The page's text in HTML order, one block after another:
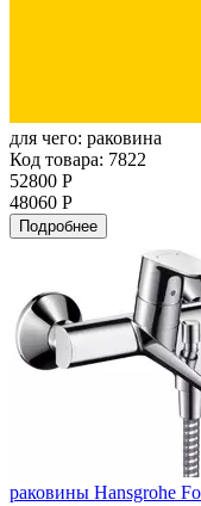
для чего: раковина
Код товара: 7822
52800 Р
48060 Р
Подробнее
раковины Hansgrohe